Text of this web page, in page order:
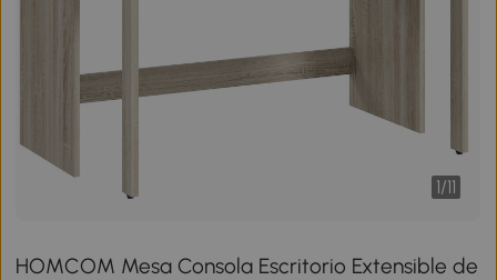
1/11
HOMCOM Mesa Consola Escritorio Extensible de